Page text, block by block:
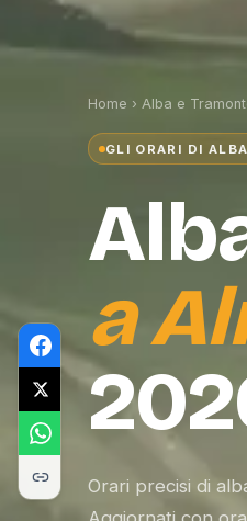
Home › Alba e
GLI ORARI DI
a
Orari precisi di